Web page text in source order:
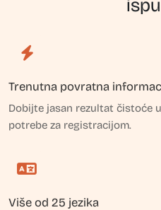
Trenutna povratna
Dobijte jasan rezultat čistoće
potrebe za registracijom.
Više od 25 jezika